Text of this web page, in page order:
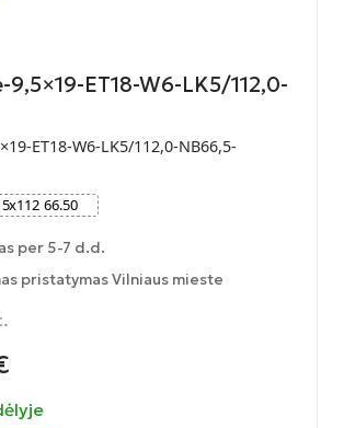
9,5×19-ET18-W6-LK5/112,0-
ET18-W6-LK5/112,0-NB66,5-
5x112 66.50
per 5-7 d.d.
pristatymas Vilniaus mieste